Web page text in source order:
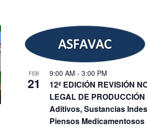
FEB
21
9:00 AM - 3:00 PM
12ª EDICIÓN REVISIÓN
LEGAL DE
Aditivos, Sustancias
Piensos Medicamentosos